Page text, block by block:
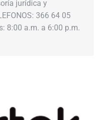
jurídica y
366 64 05
8:00 a.m. a 6:00 p.m.